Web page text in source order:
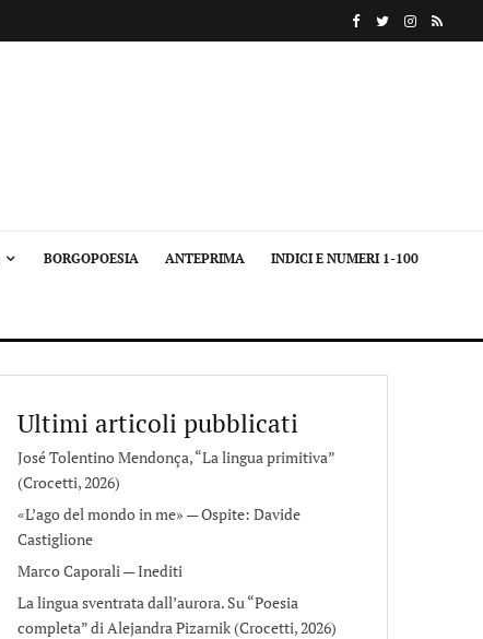
BORGOPOESIA ANTEPRIMA INDICI E NUMERI 1-100
Ultimi articoli pubblicati
José Tolentino Mendonça, “La lingua primitiva”
(Crocetti, 2026)
«L’ago del mondo in me» — Ospite: Davide
Castiglione
Marco Caporali — Inediti
La lingua sventrata dall’aurora. Su “Poesia
completa” di Alejandra Pizarnik (Crocetti, 2026)